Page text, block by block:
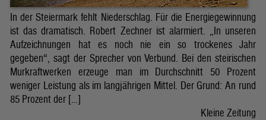
In der Steiermark fehlt Niederschlag. Für die Energiegewinnung
ist das dramatisch. Robert Zechner ist alarmiert. „In unseren
Aufzeichnungen hat es noch nie ein so trockenes Jahr
gegeben“, sagt der Sprecher von Verbund. Bei den steirischen
Murkraftwerken erzeuge man im Durchschnitt 50 Prozent
weniger Leistung als im langjährigen Mittel. Der Grund: An rund
85 Prozent der […]
Kleine Zeitung